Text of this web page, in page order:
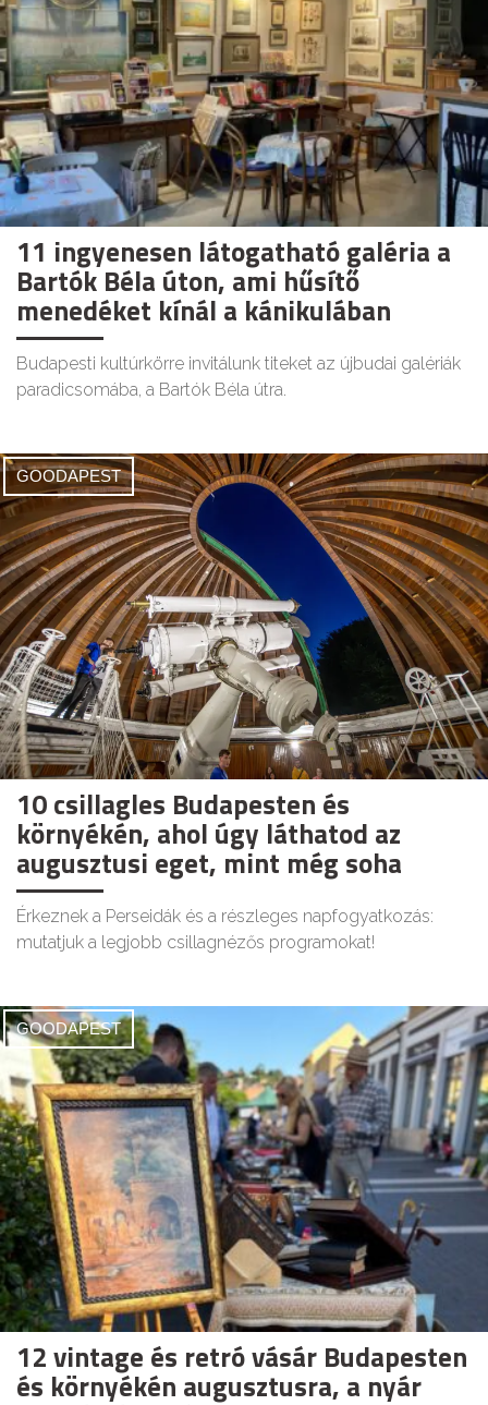
11 ingyenesen látogatható galéria a
Bartók Béla úton, ami hűsítő
menedéket kínál a kánikulában
Budapesti kultúrkörre invitálunk titeket az újbudai galériák
paradicsomába, a Bartók Béla útra.
GOODAPEST
10 csillagles Budapesten és
környékén, ahol úgy láthatod az
augusztusi eget, mint még soha
Érkeznek a Perseidák és a részleges napfogyatkozás:
mutatjuk a legjobb csillagnézős programokat!
GOODAPEST
12 vintage és retró vásár Budapesten
és környékén augusztusra, a nyár